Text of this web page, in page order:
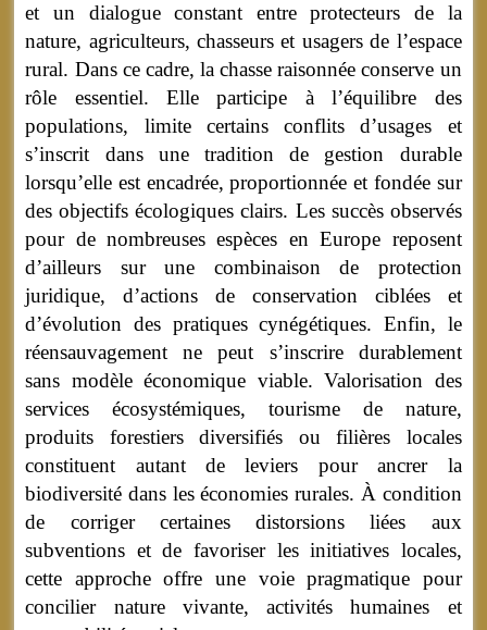
et un dialogue constant entre protecteurs de la
nature, agriculteurs, chasseurs et usagers de l’espace
rural. Dans ce cadre, la chasse raisonnée conserve un
rôle essentiel. Elle participe à l’équilibre des
populations, limite certains conflits d’usages et
s’inscrit dans une tradition de gestion durable
lorsqu’elle est encadrée, proportionnée et fondée sur
des objectifs écologiques clairs. Les succès observés
pour de nombreuses espèces en Europe reposent
d’ailleurs sur une combinaison de protection
juridique, d’actions de conservation ciblées et
d’évolution des pratiques cynégétiques. Enfin, le
réensauvagement ne peut s’inscrire durablement
sans modèle économique viable. Valorisation des
services écosystémiques, tourisme de nature,
produits forestiers diversifiés ou filières locales
constituent autant de leviers pour ancrer la
biodiversité dans les économies rurales. À condition
de corriger certaines distorsions liées aux
subventions et de favoriser les initiatives locales,
cette approche offre une voie pragmatique pour
concilier nature vivante, activités humaines et